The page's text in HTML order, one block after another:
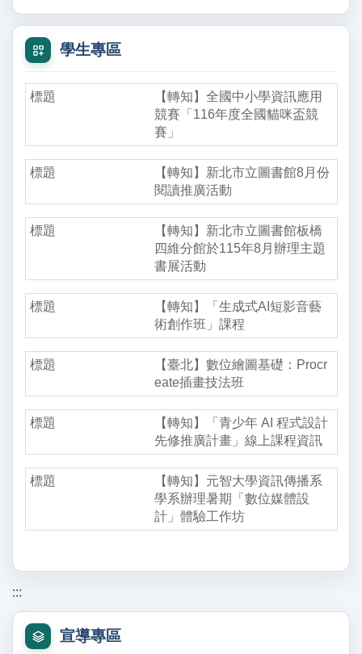
學生專區
【轉知】全國中小學資訊應用
競賽「116年度全國貓咪盃競
賽」
【轉知】新北市立圖書館8月份
閱讀推廣活動
【轉知】新北市立圖書館板橋
四維分館於115年8月辦理主題
書展活動
【轉知】「生成式AI短影音藝
術創作班」課程
【臺北】數位繪圖基礎：Procr
eate插畫技法班
【轉知】「青少年 AI 程式設計
先修推廣計畫」線上課程資訊
【轉知】元智大學資訊傳播系
學系辦理暑期「數位媒體設
計」體驗工作坊
:::
宣導專區